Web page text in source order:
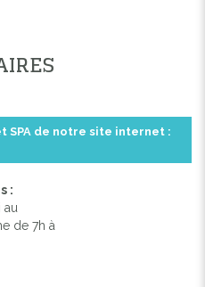
SPA de notre site internet :
:
au
de 7h à